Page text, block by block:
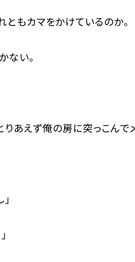
もカマをかけているのか。
ない。
りあえず俺の房に突っこん